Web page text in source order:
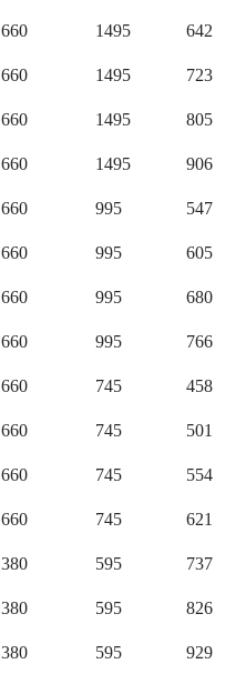
660 1495
642
660 1495
723
660 1495
805
660 1495
906
660 995
547
660 995
605
660 995
680
660 995
766
660 745
458
660 745
501
660 745
554
660 745
621
380 595
737
380 595
826
380 595
929